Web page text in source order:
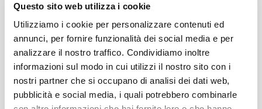
Questo sito web utilizza i cookie
Utilizziamo i cookie per personalizzare contenuti ed
annunci, per fornire funzionalità dei social media e per
analizzare il nostro traffico. Condividiamo inoltre
informazioni sul modo in cui utilizzi il nostro sito con i
nostri partner che si occupano di analisi dei dati web,
pubblicità e social media, i quali potrebbero combinarle
Prove ad alta tensione fino a 6 kV DC
Efficacia antimicrobica delle superfici dello
strumento
Guida operatore automatizzata
Verifica del conduttore di protezione 200 mA AC/DC e
25 A AC